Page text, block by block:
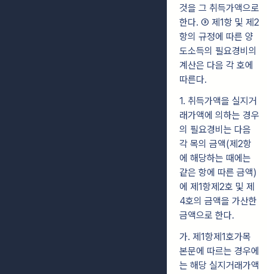
것을 그 취득가액으로
한다. ③ 제1항 및 제2
항의 규정에 따른 양
도소득의 필요경비의
계산은 다음 각 호에
따른다.
1. 취득가액을 실지거
래가액에 의하는 경우
의 필요경비는 다음
각 목의 금액(제2항
에 해당하는 때에는
같은 항에 따른 금액)
에 제1항제2호 및 제
4호의 금액을 가산한
금액으로 한다.
가. 제1항제1호가목
본문에 따르는 경우에
는 해당 실지거래가액